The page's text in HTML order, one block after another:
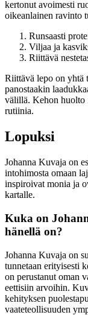
kertonut avoimesti
oikeanlainen ravinto
Runsaasti
Viljaa ja
Riittävä
Riittävä lepo on yhtä
panostaakin
välillä. Kehon huolto
rutiinia.
Lopuksi
Johanna Kuvaja on
intohimosta omaan
inspiroivat monia ja
kartalle.
Kuka on
hänellä on?
Johanna Kuvaja on
tunnetaan erityisesti
on perustanut oman
eettisiin arvoihin.
kehityksen
vaateteollisuuden